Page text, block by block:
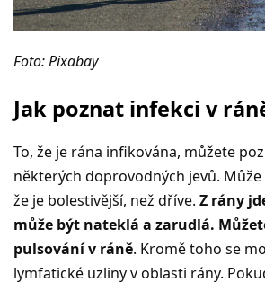
Foto: Pixabay
Jak poznat infekci v
To, že je rána infikována, můžete
některých doprovodných jevů.
že je bolestivější, než dříve. Z rány
může být nateklá a zarudlá.
pulsování v ráně. Kromě toho se
lymfatické uzliny v oblasti rány.